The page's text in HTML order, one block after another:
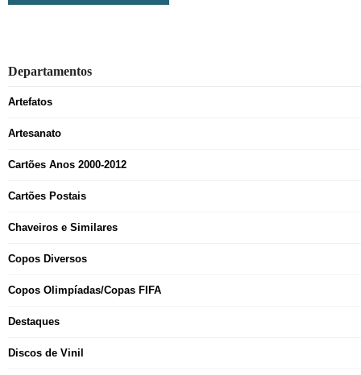
Departamentos
Artefatos
Artesanato
Cartões Anos 2000-2012
Cartões Postais
Chaveiros e Similares
Copos Diversos
Copos Olimpíadas/Copas FIFA
Destaques
Discos de Vinil